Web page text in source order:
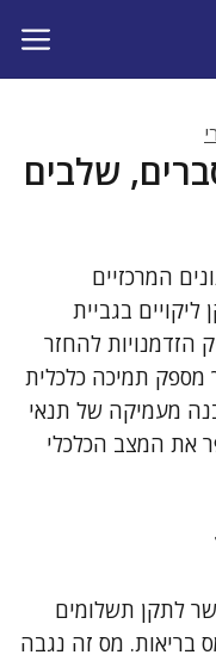
שלבים
המרכזיים
בגביית
הזדמנויות להחזר
מספק תמיכה כלכלית
מעמיקה של תנאי
את המצב הכלכלי
לתקן תשלומים
בריאות. מס זה נגבה